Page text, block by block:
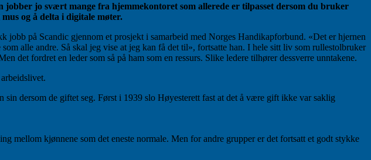
jo svært mange fra hjemmekontoret som allerede er tilpasset dersom du bruker
og å delta i digitale møter.
på Scandic gjennom et prosjekt i samarbeid med Norges Handikapforbund. «Det er hjernen
alle andre. Så skal jeg vise at jeg kan få det til», fortsatte han. I hele sitt liv som rullestolbruker
det fordret en leder som så på ham som en ressurs. Slike ledere tilhører dessverre unntakene.
dersom de giftet seg. Først i 1939 slo Høyesterett fast at det å være gift ikke var saklig
kjønnene som det eneste normale. Men for andre grupper er det fortsatt et godt stykke